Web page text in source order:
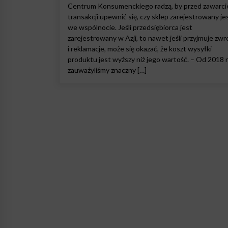
Centrum Konsumenckiego radzą, by przed
transakcji upewnić się, czy sklep zarejestrowany
we wspólnocie. Jeśli przedsiębiorca jest
zarejestrowany w Azji, to nawet jeśli przyjmuje
i reklamacje, może się okazać, że koszt wysyłki
produktu jest wyższy niż jego wartość. – Od 2018
zauważyliśmy znaczny […]